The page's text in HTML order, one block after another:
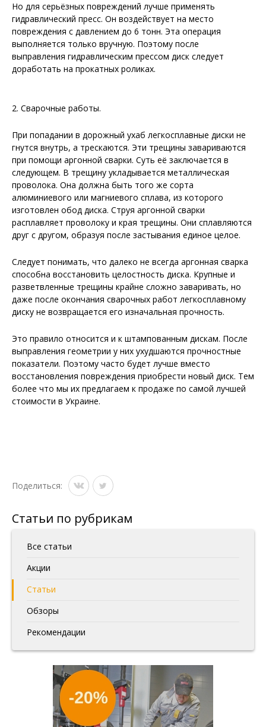
Но для серьёзных повреждений лучше применять
гидравлический пресс. Он воздействует на место
повреждения с давлением до 6 тонн. Эта операция
выполняется только вручную. Поэтому после
выправления гидравлическим прессом диск следует
доработать на прокатных роликах.
2. Сварочные работы.
При попадании в дорожный ухаб легкосплавные диски не
гнутся внутрь, а трескаются. Эти трещины завариваются
при помощи аргонной сварки. Суть её заключается в
следующем. В трещину укладывается металлическая
проволока. Она должна быть того же сорта
алюминиевого или магниевого сплава, из которого
изготовлен обод диска. Струя аргонной сварки
расплавляет проволоку и края трещины. Они сплавляются
друг с другом, образуя после застывания единое целое.
Следует понимать, что далеко не всегда аргонная сварка
способна восстановить целостность диска. Крупные и
разветвленные трещины крайне сложно заваривать, но
даже после окончания сварочных работ легкосплавному
диску не возвращается его изначальная прочность.
Это правило относится и к штампованным дискам. После
выправления геометрии у них ухудшаются прочностные
показатели. Поэтому часто будет лучше вместо
восстановления повреждения приобрести новый диск. Тем
более что мы их предлагаем к продаже по самой лучшей
стоимости в Украине.
Поделиться:
Статьи по рубрикам
Все статьи
Акции
Статьи
Обзоры
Рекомендации